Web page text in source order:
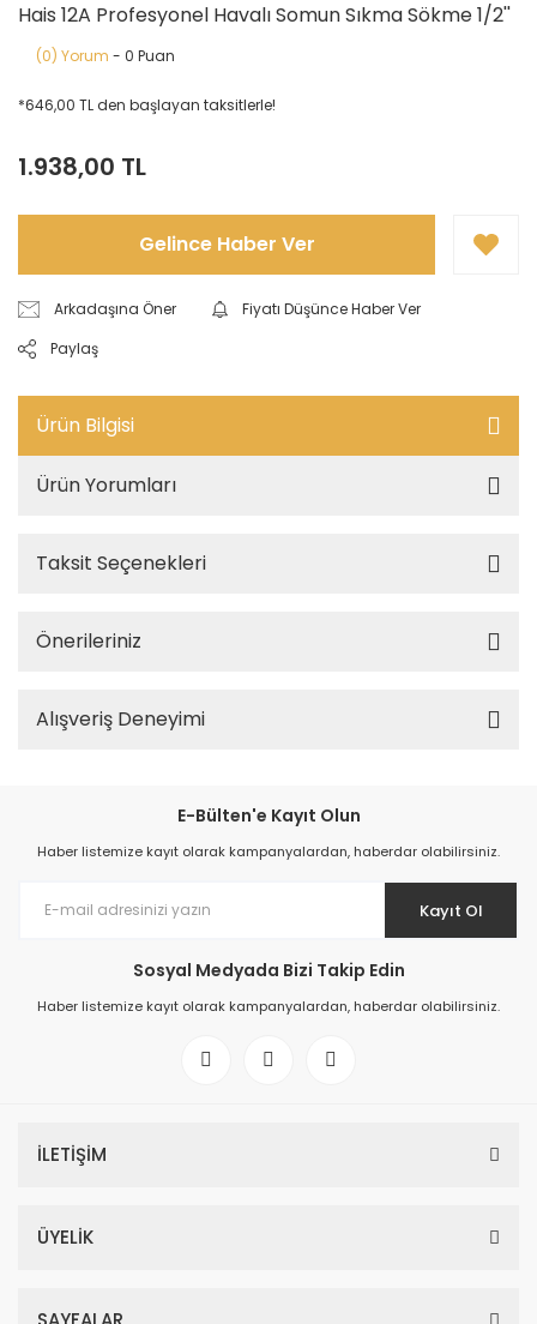
Hais 12A Profesyonel Havalı Somun Sıkma Sökme 1/2''
(0) Yorum - 0 Puan
*646,00 TL den başlayan taksitlerle!
1.938,00 TL
Gelince Haber Ver
Arkadaşına Öner
Fiyatı Düşünce Haber Ver
Paylaş
Ürün Bilgisi
Ürün Yorumları
Taksit Seçenekleri
Önerileriniz
Alışveriş Deneyimi
E-Bülten'e Kayıt Olun
Haber listemize kayıt olarak kampanyalardan, haberdar olabilirsiniz.
Kayıt Ol
Sosyal Medyada Bizi Takip Edin
Haber listemize kayıt olarak kampanyalardan, haberdar olabilirsiniz.
İLETİŞİM
ÜYELİK